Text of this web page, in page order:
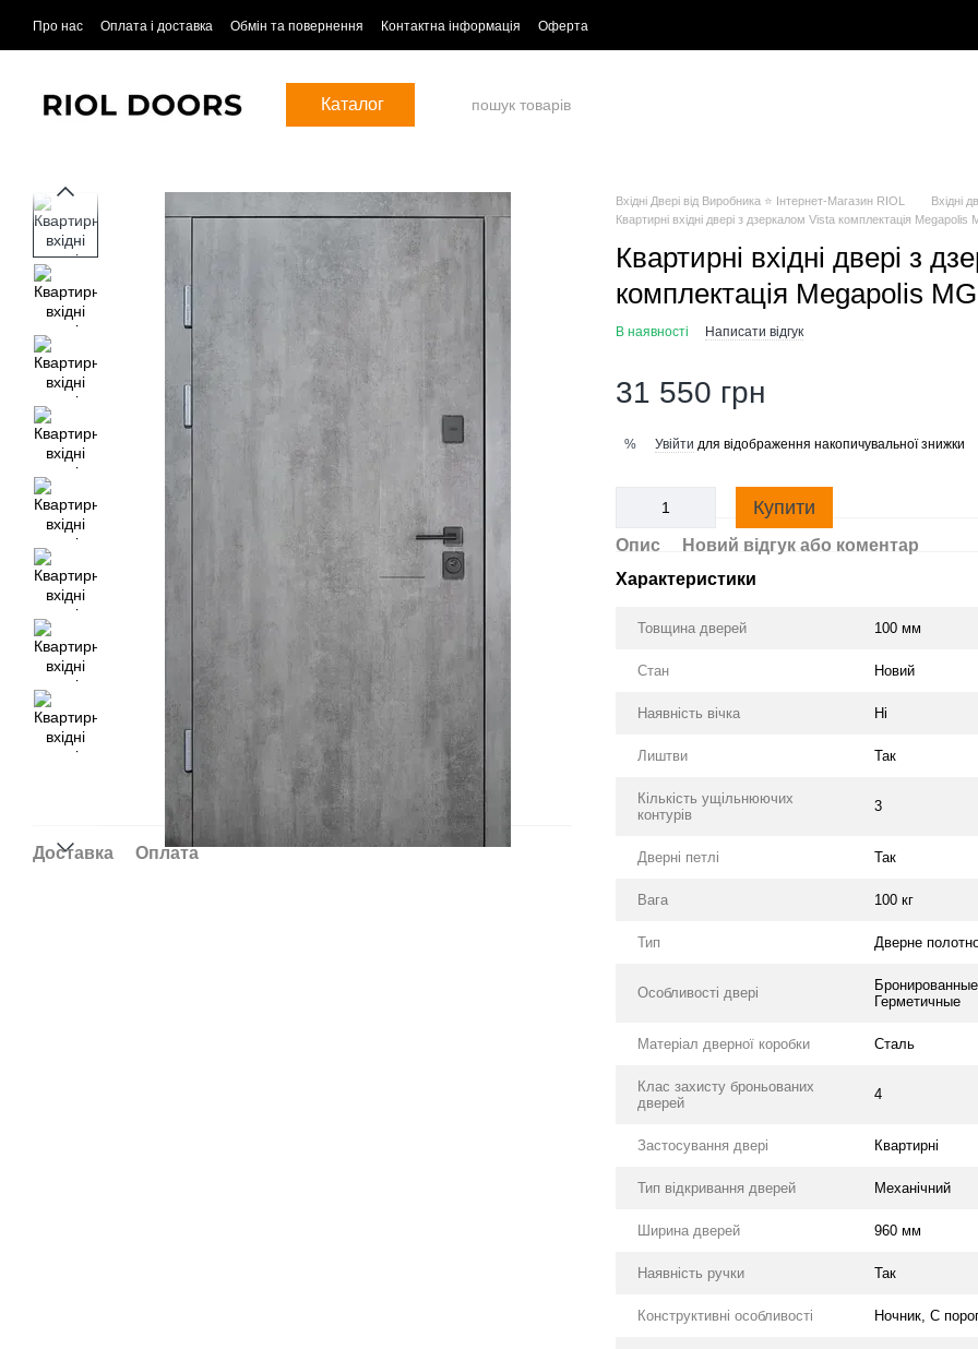
Про нас Оплата і доставка Обмін та повернення Контактна інформація Оферта
Каталог
Доставка Оплата
Вхідні Двері від Виробника ⭐ Інтернет-Магазин RIOL
Вхідні
Квартирні вхідні двері з дзеркалом Vista комплектація Megapolis
Квартирні вхідні двері з
комплектація Megapolis
В наявності Написати відгук
31 550 грн
% Увійти для відображення накопичувальної знижки
Купити
Опис
Новий відгук або коментар
Характеристики
Товщина дверей 100 мм
Стан Новий
Наявність вічка Ні
Лиштви Так
Кількість ущільнюючих
контурів
3
Дверні петлі Так
Вага 100 кг
Тип Дверне
Особливості двері
Герметичные
Матеріал дверної коробки Сталь
Клас захисту броньованих
дверей
4
Застосування двері Квартирні
Тип відкривання дверей Механічний
Ширина дверей 960 мм
Наявність ручки Так
Конструктивні особливості Ночник, С